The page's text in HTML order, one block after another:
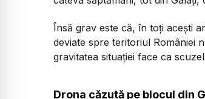
Însă grav este că, în toți acești
deviate spre teritoriul României
gravitatea situației face ca
Drona căzută pe blocul din